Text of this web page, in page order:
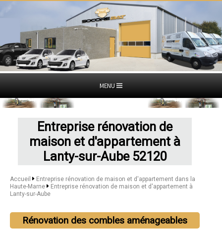
MENU
Entreprise rénovation de
maison et d'appartement à
Lanty-sur-Aube 52120
Accueil
Entreprise rénovation de maison et d'appartement dans la
Haute-Marne
Entreprise rénovation de maison et d'appartement à
Lanty-sur-Aube
Rénovation des combles aménageables